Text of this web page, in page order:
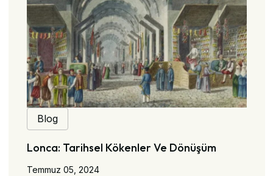
Blog
Lonca: Tarihsel Kökenler Ve Dönüşüm
Temmuz 05, 2024